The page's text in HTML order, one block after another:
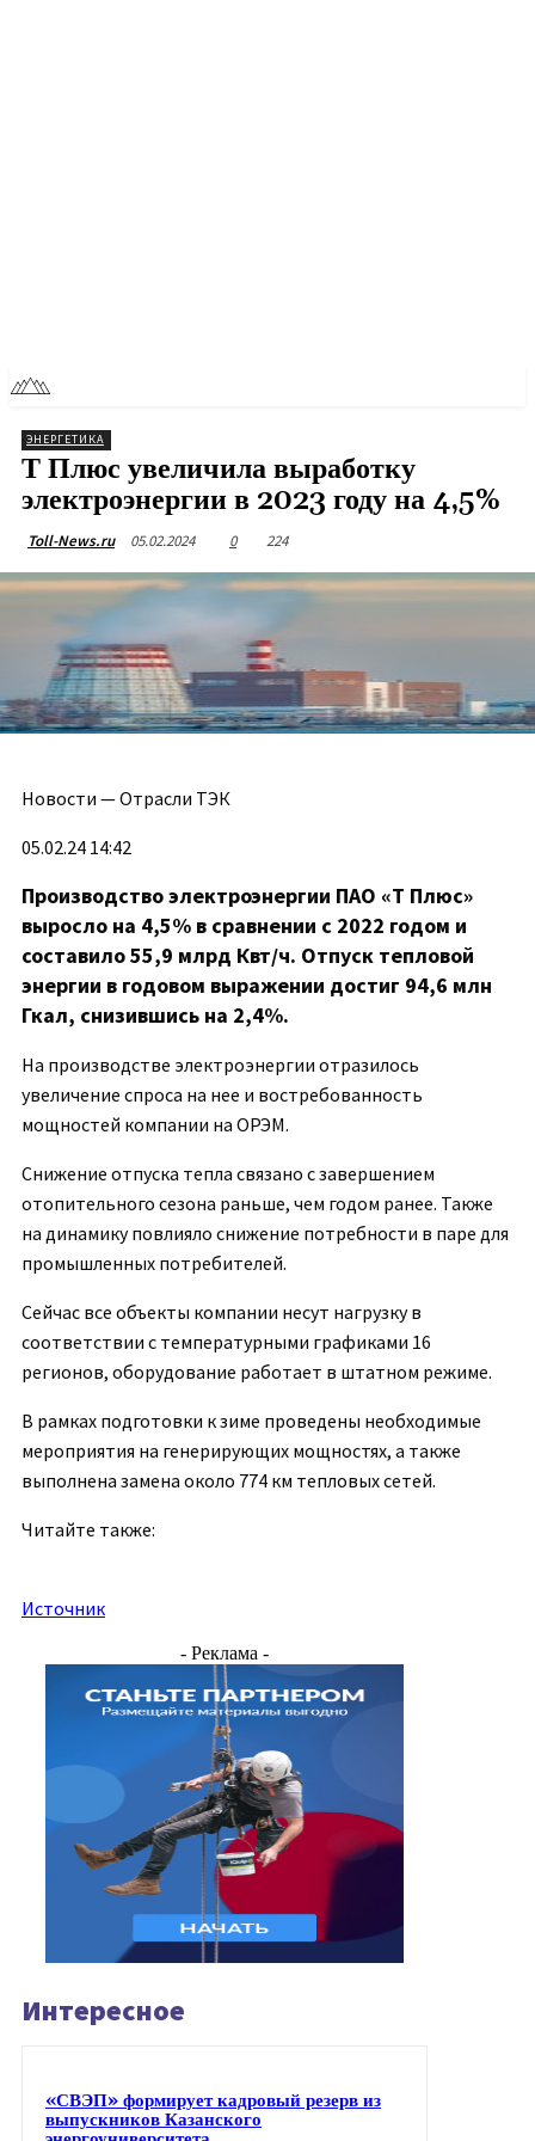
ЭНЕРГЕТИКА
Т Плюс увеличила выработку
электроэнергии в 2023 году на 4,5%
Toll-News.ru 05.02.2024 0 224
Новости — Отрасли ТЭК
05.02.24 14:42
Производство электроэнергии ПАО «Т Плюс»
выросло на 4,5% в сравнении с 2022 годом и
составило 55,9 млрд Квт/ч. Отпуск тепловой
энергии в годовом выражении достиг 94,6 млн
Гкал, снизившись на 2,4%.
На производстве электроэнергии отразилось
увеличение спроса на нее и востребованность
мощностей компании на ОРЭМ.
Снижение отпуска тепла связано с завершением
отопительного сезона раньше, чем годом ранее. Также
на динамику повлияло снижение потребности в паре для
промышленных потребителей.
Сейчас все объекты компании несут нагрузку в
соответствии с температурными графиками 16
регионов, оборудование работает в штатном режиме.
В рамках подготовки к зиме проведены необходимые
мероприятия на генерирующих мощностях, а также
выполнена замена около 774 км тепловых сетей.
Читайте также:
Источник
- Реклама -
Интересное
«СВЭП» формирует кадровый резерв из
выпускников Казанского